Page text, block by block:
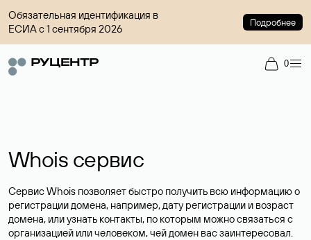
Обязательная идентификация в
ЕСИА с 1 сентября 2026
Подробнее
0
Whois сервис
Сервис Whois позволяет быстро получить всю информацию о
регистрации домена, например, дату регистрации и возраст
домена, или узнать контакты, по которым можно связаться с
организацией или человеком, чей домен вас заинтересовал.